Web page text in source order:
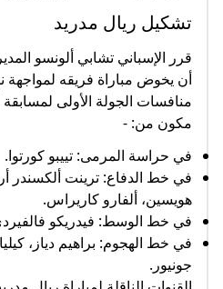
تشكيل ريال مدريد
قرر الإسباني تشابي ألونسو
أن يخوض مباراة فريقه لمواجهة
منافسات الجولة الأولى
مكون من: -
في حراسة المرمى: تييبو كورتوا.
في خط الدفاع: ترينت ألكسندر
هويسين، ألفارو كاريراس.
في خط الوسط: فيدريكو
في خط الهجوم: براهيم دياز،
جونيور.